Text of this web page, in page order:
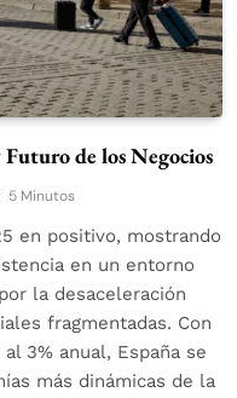
de los Negocios
5 Minutos
en positivo, mostrando
en un entorno
la desaceleración
fragmentadas. Con
3% anual, España se
más dinámicas de la